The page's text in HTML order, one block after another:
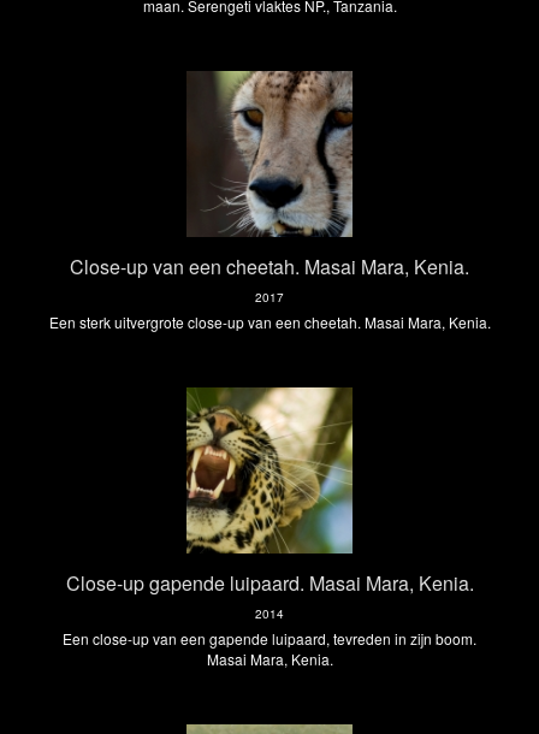
maan. Serengeti vlaktes NP., Tanzania.
Close-up van een cheetah. Masai Mara, Kenia.
2017
Een sterk uitvergrote close-up van een cheetah. Masai Mara, Kenia.
Close-up gapende luipaard. Masai Mara, Kenia.
2014
Een close-up van een gapende luipaard, tevreden in zijn boom.
Masai Mara, Kenia.